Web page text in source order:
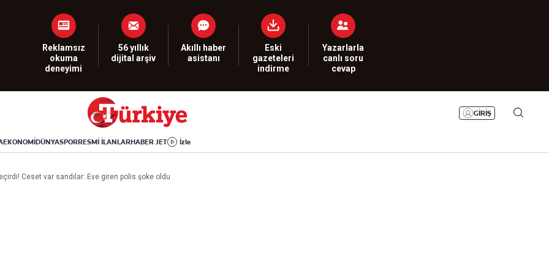
Reklamsız
okuma
deneyimi
56 yıllık
dijital arşiv
Akıllı haber
asistanı
Eski
gazeteleri
indirme
Yazarlarla
canlı soru
cevap
GİRİŞ
EKONOMİDÜNYASPORRESMİ İLANLARHABER JET İzle
Orta Doğu
İsrail-Gazze
Yaşam
Sağlık
Hava Durumu
Yemek
Aktüel
Kültür-Sanat
Sinema
Arkeoloji
Kitap
Bizim Sayfa
Namaz Vakitleri
Sesli Yayınlar
Ceset var sandılar: Eve giren polis şoke oldu